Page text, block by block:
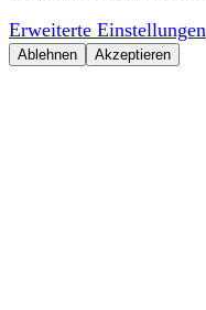
Erweiterte Einstellungen
Ablehnen Akzeptieren